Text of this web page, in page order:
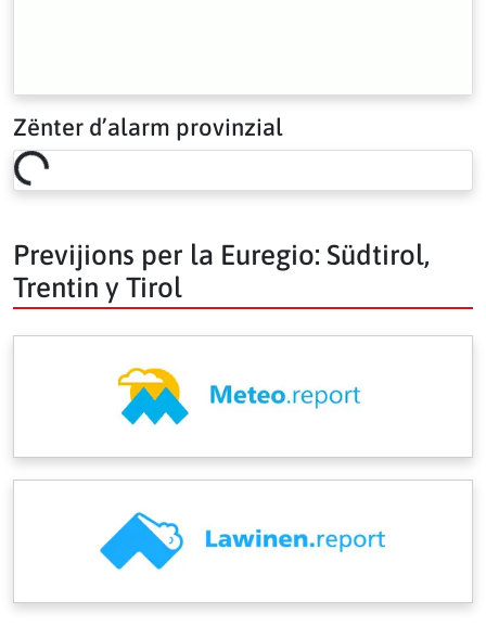
Zënter d’alarm provinzial
Loading risk overview…
Previjions per la Euregio: Südtirol,
Trentin y Tirol